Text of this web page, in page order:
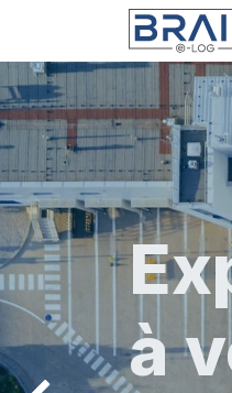
Se rendre au contenu
à